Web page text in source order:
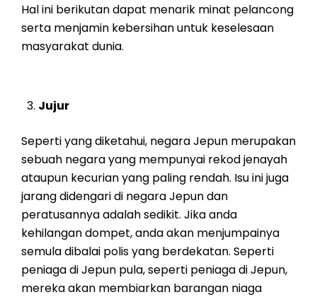
Hal ini berikutan dapat menarik minat pelancong
serta menjamin kebersihan untuk keselesaan
masyarakat dunia.
Jujur
Seperti yang diketahui, negara Jepun merupakan
sebuah negara yang mempunyai rekod jenayah
ataupun kecurian yang paling rendah. Isu ini juga
jarang didengari di negara Jepun dan
peratusannya adalah sedikit. Jika anda
kehilangan dompet, anda akan menjumpainya
semula dibalai polis yang berdekatan. Seperti
peniaga di Jepun pula, seperti peniaga di Jepun,
mereka akan membiarkan barangan niaga